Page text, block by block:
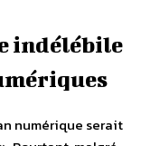
indélébile
numérique serait